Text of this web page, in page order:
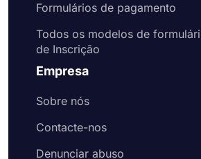
Formulários de pagamento
Todos os modelos de
de Inscrição
Empresa
Sobre nós
Contacte-nos
Denunciar abuso